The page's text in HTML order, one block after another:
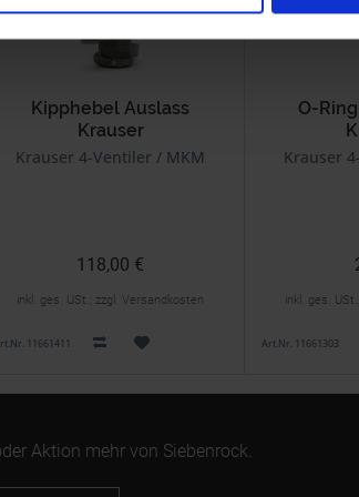
Kipphebel Auslass
Krauser
Rechte Seite
Krauser 4-Ventiler / MKM
118,00 €
inkl. ges. USt., zzgl. Versandkosten
11661411
O-
Krauser
inkl. ges.
Art.Nr. 11661303
Aktion mehr von Siebenrock.